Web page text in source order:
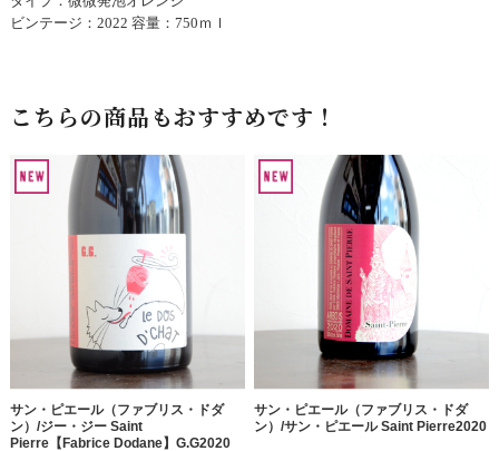
ビンテージ：2022 容量：750ｍｌ
こちらの商品もおすすめです！
サン・ピエール（ファブリス・ドダ
ン）/ジー・ジー Saint
Pierre【Fabrice Dodane】G.G2020
サン・ピエール（ファブリス・ドダ
ン）/サン・ピエール Saint Pierre2020